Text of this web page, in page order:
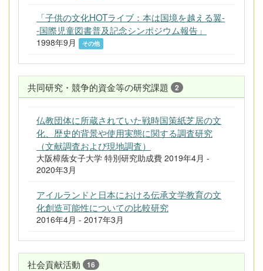
「子供の文化HOTライブ：本は国境を越える翼-
-国際児童図書普及記念シンポジウム報告」
1998年9月 その他
共同研究・競争的資金等の研究課題 2
仏教団体に所蔵されていた戦時国策紙芝居の文
化、歴史的背景や使用実態に関する調査研究
（文献調査および現地調査）
大阪樟蔭女子大学 特別研究助成費 2019年4月 -
2020年3月
アイルランドと日本における伝承文学教育の文
化創造可能性についての比較研究
2016年4月 - 2017年3月
社会貢献活動 16